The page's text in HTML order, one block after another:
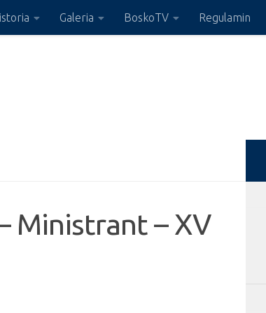
Galeria BoskoTV Regulamin
Ministrant – XV